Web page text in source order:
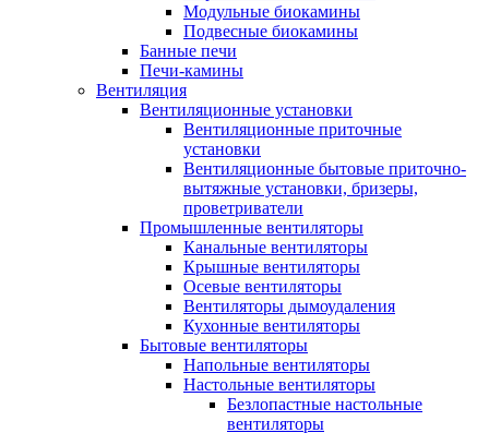
Модульные биокамины
Подвесные биокамины
Банные печи
Печи-камины
Вентиляция
Вентиляционные установки
Вентиляционные приточные
установки
Вентиляционные бытовые приточно-
вытяжные установки, бризеры,
проветриватели
Промышленные вентиляторы
Канальные вентиляторы
Крышные вентиляторы
Осевые вентиляторы
Вентиляторы дымоудаления
Кухонные вентиляторы
Бытовые вентиляторы
Напольные вентиляторы
Настольные вентиляторы
Безлопастные настольные
вентиляторы